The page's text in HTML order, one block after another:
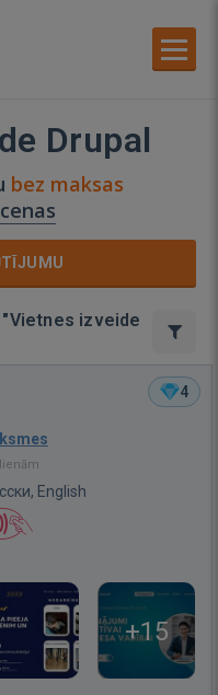
Drupal
bez maksas
izveide
4
English
+15